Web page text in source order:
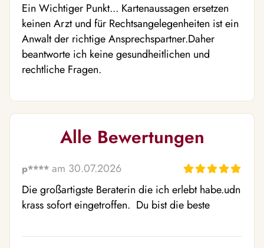
Ein Wichtiger Punkt... Kartenaussagen ersetzen
keinen Arzt und für Rechtsangelegenheiten ist ein
Anwalt der richtige Ansprechspartner.Daher
beantworte ich keine gesundheitlichen und
rechtliche Fragen.
Alle Bewertungen
p**** am 30.07.2026
Die großartigste Beraterin die ich erlebt habe.udn
krass sofort eingetroffen.  Du bist die beste